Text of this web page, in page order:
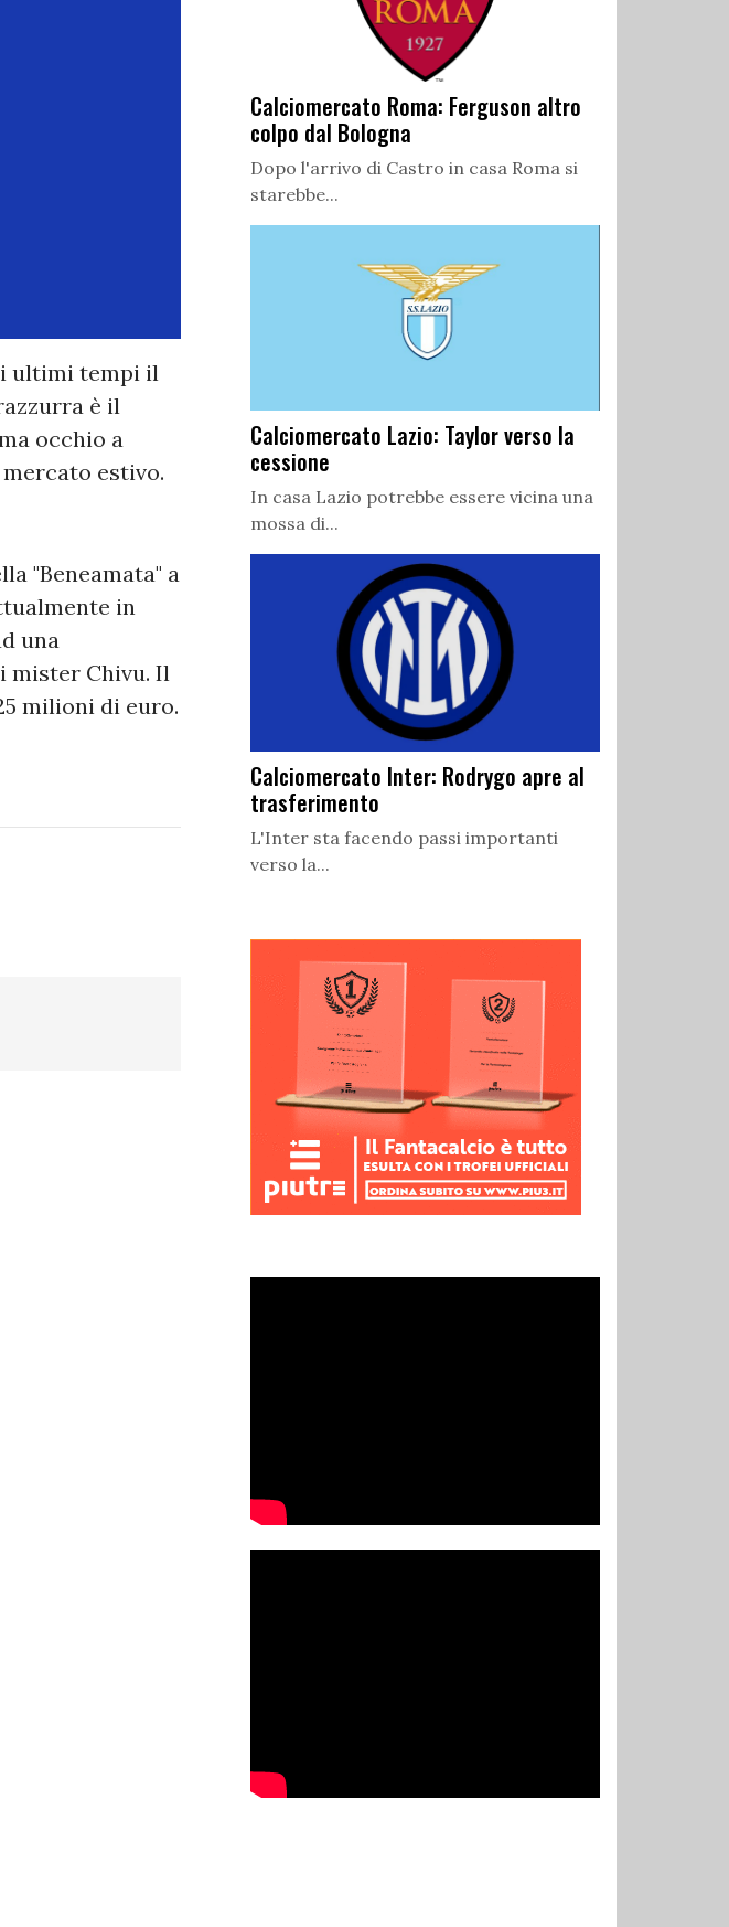
ultimi tempi il
è il
occhio a
estivo.
"Beneamata" a
in
una
mister Chivu. Il
milioni di euro.
Calciomercato Roma: Ferguson altro
colpo dal Bologna
Dopo l'arrivo di Castro in casa Roma si
starebbe...
Calciomercato Lazio: Taylor verso la
cessione
In casa Lazio potrebbe essere vicina una
mossa di...
Calciomercato Inter: Rodrygo apre al
trasferimento
L'Inter sta facendo passi importanti
verso la...